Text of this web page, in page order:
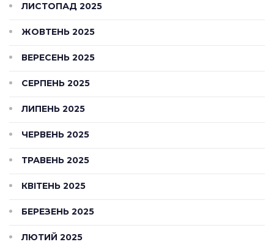
ЛИСТОПАД 2025
ЖОВТЕНЬ 2025
ВЕРЕСЕНЬ 2025
СЕРПЕНЬ 2025
ЛИПЕНЬ 2025
ЧЕРВЕНЬ 2025
ТРАВЕНЬ 2025
КВІТЕНЬ 2025
БЕРЕЗЕНЬ 2025
ЛЮТИЙ 2025